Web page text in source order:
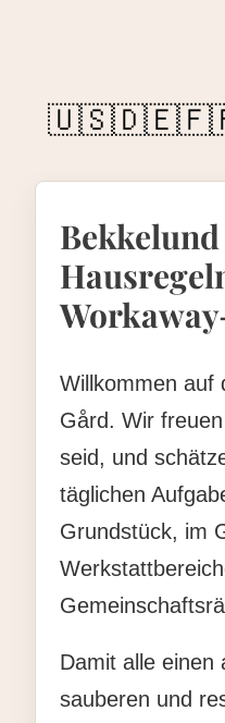
🇺🇸🇩🇪
Willkommen auf
Gård. Wir
seid, und
täglichen
Grundstück, im
Damit alle einen
sauberen und